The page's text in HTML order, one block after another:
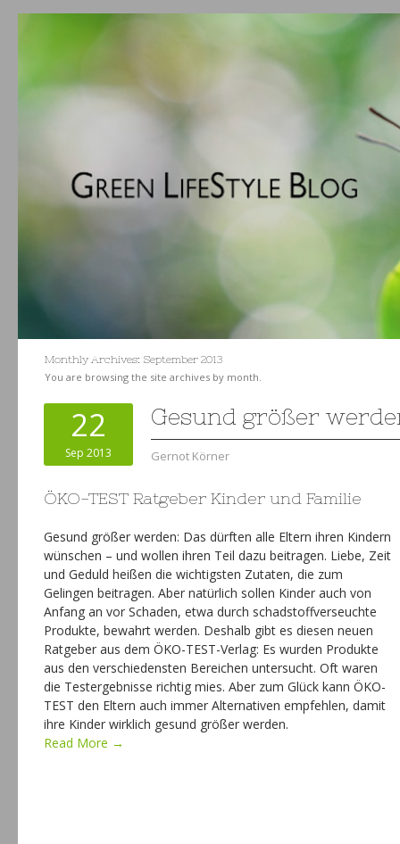
Monthly Archives: September 2013
You are browsing the site archives by month.
22
Sep 2013
Gesund größer
Gernot Körner
ÖKO-TEST Ratgeber Kinder und Familie
Gesund größer werden: Das dürften alle Eltern ihren Kindern
wünschen – und wollen ihren Teil dazu beitragen. Liebe, Zeit
und Geduld heißen die wichtigsten Zutaten, die zum
Gelingen beitragen. Aber natürlich sollen Kinder auch von
Anfang an vor Schaden, etwa durch schadstoffverseuchte
Produkte, bewahrt werden. Deshalb gibt es diesen neuen
Ratgeber aus dem ÖKO-TEST-Verlag: Es wurden Produkte
aus den verschiedensten Bereichen untersucht. Oft waren
die Testergebnisse richtig mies. Aber zum Glück kann ÖKO-
TEST den Eltern auch immer Alternativen empfehlen, damit
ihre Kinder wirklich gesund größer werden.
Read More →